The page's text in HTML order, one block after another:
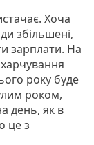
Хоча
збільшені,
зарплати. На
року буде
роком,
день, як в
це з